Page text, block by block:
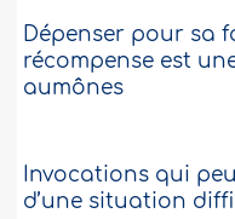
Dépenser pour sa
récompense est
aumônes
Invocations qui
d’une situation